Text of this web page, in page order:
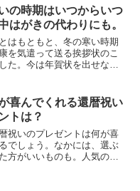
。いざという時に迷わない
の相場につい...
の時期はいつからいつ
はがきの代わりにも。
はもともと、冬の寒い時期
を気遣って送る挨拶状のこ
た。今は年賀状を出せない
用途を簡単にまとめました
考にしてみて...
喜んでくれる還暦祝い
トは？
祝いのプレゼントは何が喜
でしょう。なかには、選ぶ
方がいいものも。人気のプ